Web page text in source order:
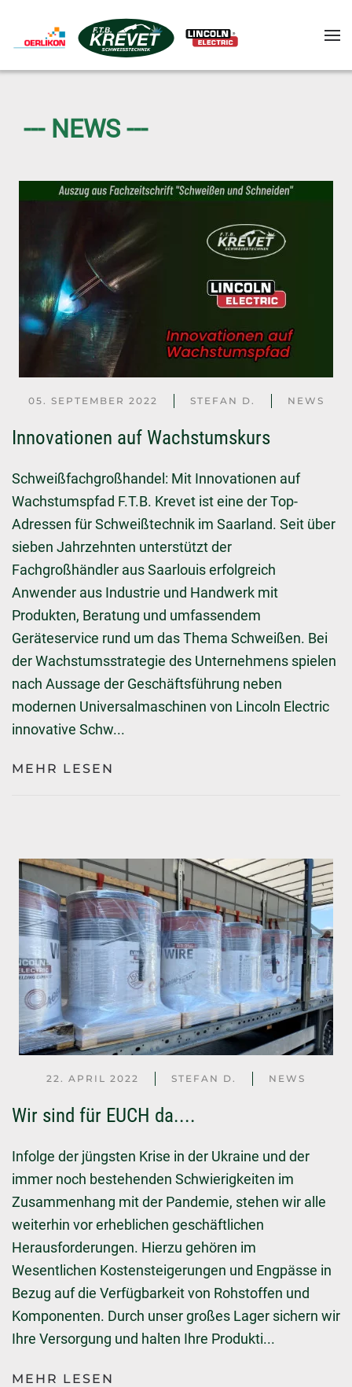
Skip to main content
--- NEWS ---
05. SEPTEMBER 2022 STEFAN D. NEWS
Innovationen auf Wachstumskurs
Schweißfachgroßhandel: Mit Innovationen auf
Wachstumspfad F.T.B. Krevet ist eine der Top-
Adressen für Schweißtechnik im Saarland. Seit über
sieben Jahrzehnten unterstützt der
Fachgroßhändler aus Saarlouis erfolgreich
Anwender aus Industrie und Handwerk mit
Produkten, Beratung und umfassendem
Geräteservice rund um das Thema Schweißen. Bei
der Wachstumsstrategie des Unternehmens spielen
nach Aussage der Geschäftsführung neben
modernen Universalmaschinen von Lincoln Electric
innovative Schw...
MEHR LESEN
22. APRIL 2022 STEFAN D. NEWS
Wir sind für EUCH da....
Infolge der jüngsten Krise in der Ukraine und der
immer noch bestehenden Schwierigkeiten im
Zusammenhang mit der Pandemie, stehen wir alle
weiterhin vor erheblichen geschäftlichen
Herausforderungen. Hierzu gehören im
Wesentlichen Kostensteigerungen und Engpässe in
Bezug auf die Verfügbarkeit von Rohstoffen und
Komponenten. Durch unser großes Lager sichern wir
Ihre Versorgung und halten Ihre Produkti...
MEHR LESEN